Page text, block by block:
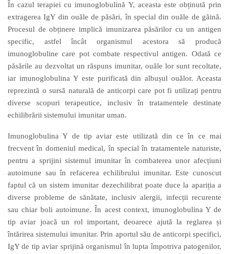
În cazul terapiei cu imunoglobulină Y, aceasta este obținută prin
extragerea IgY din ouăle de păsări, în special din ouăle de găină.
Procesul de obținere implică imunizarea păsărilor cu un antigen
specific, astfel încât organismul acestora să producă
imunoglobuline care pot combate respectivul antigen. Odată ce
păsările au dezvoltat un răspuns imunitar, ouăle lor sunt recoltate,
iar imunoglobulina Y este purificată din albușul ouălor. Aceasta
reprezintă o sursă naturală de anticorpi care pot fi utilizați pentru
diverse scopuri terapeutice, inclusiv în tratamentele destinate
echilibrării sistemului imunitar uman.
Imunoglobulina Y de tip aviar este utilizată din ce în ce mai
frecvent în domeniul medical, în special în tratamentele naturiste,
pentru a sprijini sistemul imunitar în combaterea unor afecțiuni
autoimune sau în refacerea echilibrului imunitar. Este cunoscut
faptul că un sistem imunitar dezechilibrat poate duce la apariția a
diverse probleme de sănătate, inclusiv alergii, infecții recurente
sau chiar boli autoimune. În acest context, imunoglobulina Y de
tip aviar joacă un rol important, deoarece ajutăla reglarea și
întărirea sistemului imunitar. Prin aportul său de anticorpi specifici,
IgYde tip aviar sprijină organismul în lupta împotriva patogenilor,